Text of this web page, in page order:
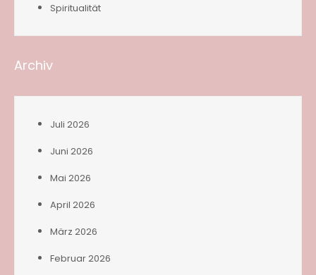
Spiritualität
Archiv
Juli 2026
Juni 2026
Mai 2026
April 2026
März 2026
Februar 2026